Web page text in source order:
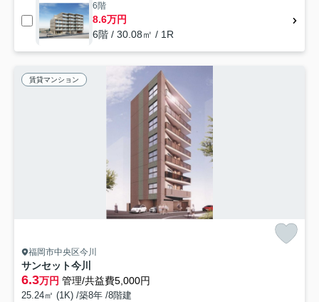
6階
8.6万円
6階 / 30.08㎡ / 1R
賃貸マンション
福岡市中央区今川
サンセット今川
6.3万円 管理/共益費5,000円
25.24㎡ (1K) /築8年 /8階建